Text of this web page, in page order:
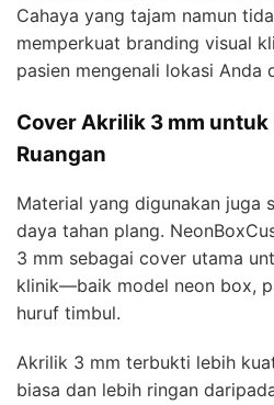
Cahaya yang tajam namun
memperkuat branding visual
pasien mengenali lokasi Anda
Cover Akrilik 3 mm
Ruangan
Material yang digunakan juga
daya tahan plang.
3 mm sebagai cover utama
klinik—baik model neon box,
huruf timbul.
Akrilik 3 mm terbukti lebih
biasa dan lebih ringan